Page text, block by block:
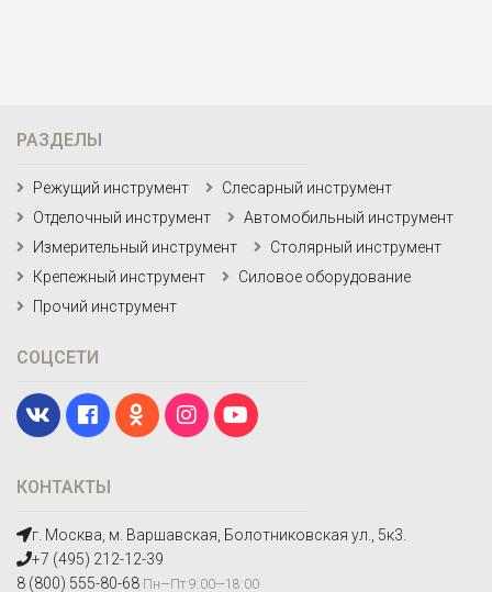
КОНТАКТЫ
г. Москва, м. Варшавская, Болотниковская ул., 5к3.
+7 (495) 212-12-39
8 (800) 555-80-68 Пн—Пт 9:00—18:00
РАЗДЕЛЫ
Режущий инструмент
Слесарный инструмент
Отделочный инструмент
Автомобильный инструмент
Измерительный инструмент
Столярный инструмент
Крепежный инструмент
Силовое оборудование
Прочий инструмент
СОЦСЕТИ